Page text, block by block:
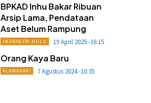
BPKAD Inhu Bakar Ribuan
Arsip Lama, Pendataan
Aset Belum Rampung
INDRAGIRI HULU 19 April 2025 -16:15
Orang Kaya Baru
ALAMAAAK! 7 Agustus 2024 -10:35